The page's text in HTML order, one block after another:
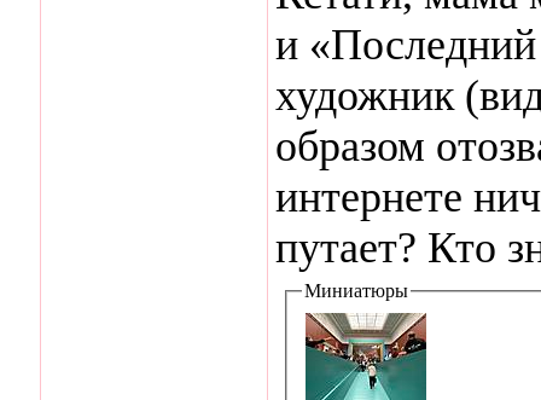
и
художник
образом
интернете
путает? Кто
Миниатюры